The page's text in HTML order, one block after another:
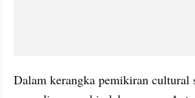
Dalam kerangka pemikiran cultural